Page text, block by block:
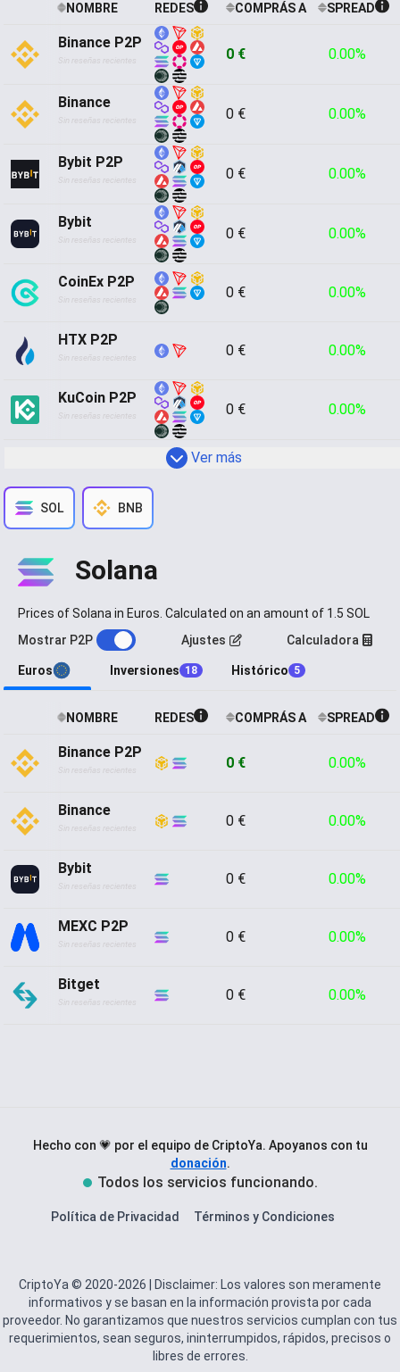
NOMBRE REDES COMPRÁS A SPREAD
Binance P2P
Sin reseñas recientes 0 € 0.00%
Binance
Sin reseñas recientes 0 € 0.00%
Bybit P2P
Sin reseñas recientes 0 € 0.00%
Bybit
Sin reseñas recientes 0 € 0.00%
CoinEx P2P
Sin reseñas recientes 0 € 0.00%
HTX P2P
Sin reseñas recientes 0 € 0.00%
KuCoin P2P
Sin reseñas recientes 0 € 0.00%
Ver más
SOL BNB
Solana
Prices of Solana in Euros. Calculated on an amount of 1.5 SOL
Mostrar P2P
Ajustes Calculadora
Euros Inversiones 18 Histórico 5
NOMBRE REDES COMPRÁS A SPREAD
Binance P2P
Sin reseñas recientes 0 € 0.00%
Binance
Sin reseñas recientes 0 € 0.00%
Bybit
Sin reseñas recientes 0 € 0.00%
MEXC P2P
Sin reseñas recientes 0 € 0.00%
Bitget
Sin reseñas recientes 0 € 0.00%
Hecho con 💗 por el equipo de CriptoYa. Apoyanos con tu
donación.
Todos los servicios funcionando.
Política de Privacidad Términos y Condiciones
CriptoYa © 2020-2026 | Disclaimer: Los valores son meramente
informativos y se basan en la información provista por cada
proveedor. No garantizamos que nuestros servicios cumplan con tus
requerimientos, sean seguros, ininterrumpidos, rápidos, precisos o
libres de errores.